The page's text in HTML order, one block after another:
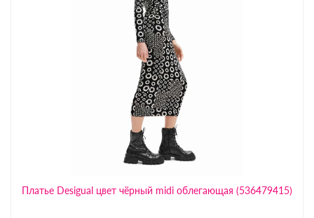
Платье Desigual цвет чёрный midi облегающая (536479415)